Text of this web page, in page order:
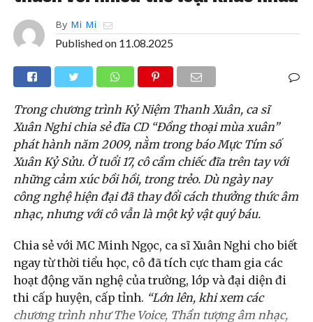
By Mi Mi
Published on 11.08.2025
Trong chương trình Kỷ Niệm Thanh Xuân, ca sĩ
Xuân Nghi chia sẻ đĩa CD “Đồng thoại mùa xuân”
phát hành năm 2009, nằm trong báo Mực Tím số
Xuân Kỷ Sửu. Ở tuổi 17, cô cầm chiếc đĩa trên tay với
những cảm xúc bồi hồi, trong trẻo. Dù ngày nay
công nghệ hiện đại đã thay đổi cách thưởng thức âm
nhạc, nhưng với cô vẫn là một kỷ vật quý báu.
Chia sẻ với MC Minh Ngọc, ca sĩ Xuân Nghi cho biết
ngay từ thời tiểu học, cô đã tích cực tham gia các
hoạt động văn nghệ của trường, lớp và đại diện đi
thi cấp huyện, cấp tỉnh. “Lớn lên, khi xem các
chương trình như The Voice, Thần tượng âm nhạc,